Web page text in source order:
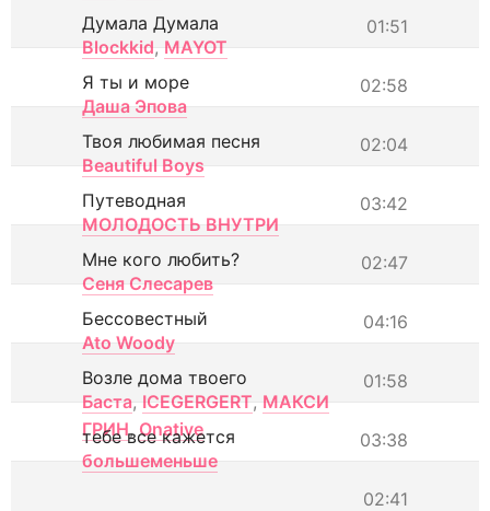
01:51
Думала Думала
Blockkid, MAYOT
02:58
Я ты и море
Даша Эпова
02:04
Твоя любимая песня
Beautiful Boys
03:42
Путеводная
МОЛОДОСТЬ ВНУТРИ
02:47
Мне кого любить?
Сеня Слесарев
04:16
Бессовестный
Ato Woody
01:58
Возле дома твоего
Баста, ICEGERGERT, МАКСИ
ГРИН, Onative 03:38
тебе все кажется
большеменьше
02:41